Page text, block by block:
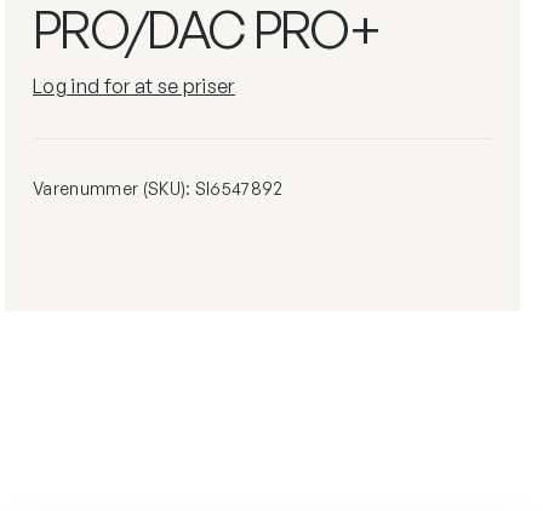
PRO/DAC PRO+
Log ind for at se priser
Varenummer (SKU): SI6547892
tpleje
mindskes